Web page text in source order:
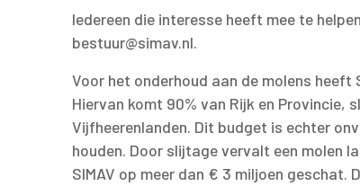
Iedereen die interesse heeft mee te
bestuur@simav.nl.
Voor het onderhoud aan de molens heeft
Hiervan komt 90% van Rijk en Provincie,
Vijfheerenlanden. Dit budget is echter
houden. Door slijtage vervalt een molen
SIMAV op meer dan € 3 miljoen geschat.